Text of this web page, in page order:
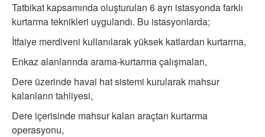
Tatbikat kapsamında oluşturulan 6 ayrı istasyonda farklı
kurtarma teknikleri uygulandı. Bu istasyonlarda;
İtfaiye merdiveni kullanılarak yüksek katlardan kurtarma,
Enkaz alanlarında arama-kurtarma çalışmaları,
Dere üzerinde havai hat sistemi kurularak mahsur
kalanların tahliyesi,
Dere içerisinde mahsur kalan araçtan kurtarma
operasyonu,